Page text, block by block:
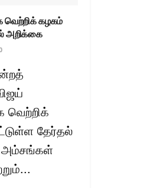
வெற்றிக் கழகம்
அறிக்கை
வெற்றிக்
தேர்தல்
அம்சங்கள்